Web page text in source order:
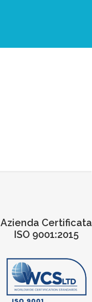
Azienda Certificata
ISO 9001:2015